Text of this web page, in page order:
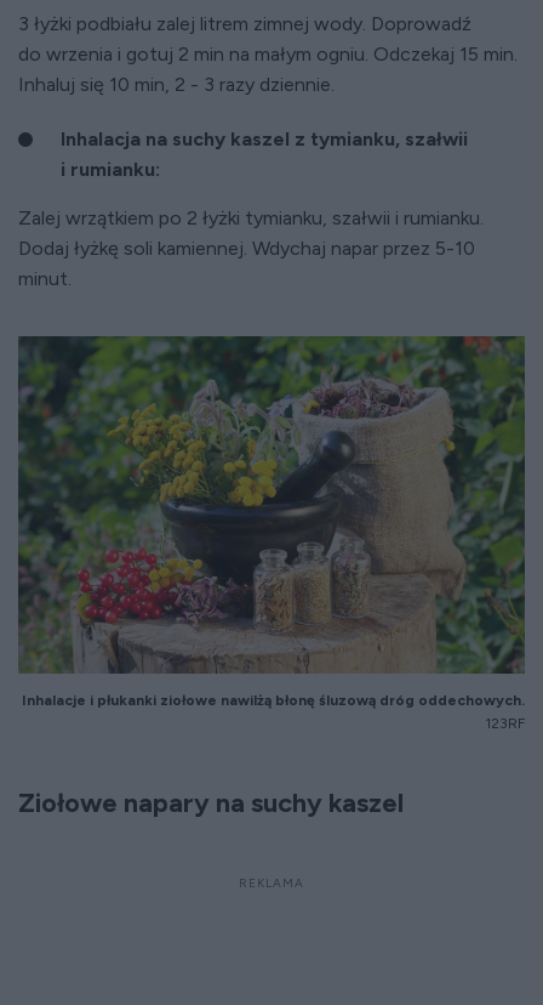
3 łyżki podbiału zalej litrem zimnej wody. Doprowadź
do wrzenia i gotuj 2 min na małym ogniu. Odczekaj 15 min.
Inhaluj się 10 min, 2 - 3 razy dziennie.
Inhalacja na suchy kaszel z tymianku, szałwii
i rumianku:
Zalej wrzątkiem po 2 łyżki tymianku, szałwii i rumianku.
Dodaj łyżkę soli kamiennej. Wdychaj napar przez 5-10
minut.
Inhalacje i płukanki ziołowe nawilżą błonę śluzową dróg oddechowych.
123RF
Ziołowe napary na suchy kaszel